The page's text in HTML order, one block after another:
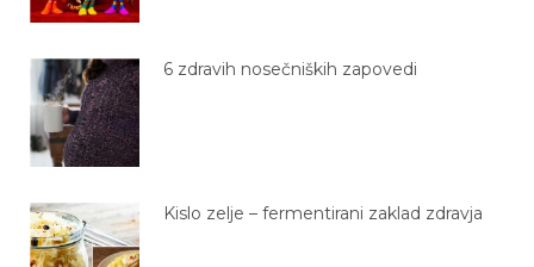
6 zdravih nosečniških zapovedi
Kislo zelje – fermentirani zaklad zdravja